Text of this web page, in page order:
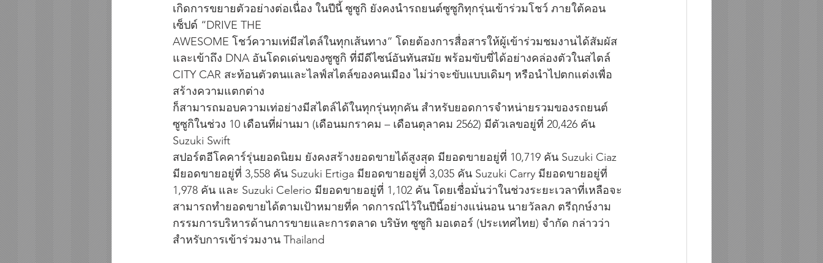
เกิดการขยายตัวอย่างต่อเนื่อง ในปีนี้ ซูซูกิ ยังคงนำรถยนต์ซูซูกิทุกรุ่นเข้าร่วมโชว์ ภายใต้คอน
เซ็ปต์ “DRIVE THE
AWESOME โชว์ความเท่มีสไตล์ในทุกเส้นทาง” โดยต้องการสื่อสารให้ผู้เข้าร่วมชมงานได้สัมผัส
และเข้าถึง DNA อันโดดเด่นของซูซูกิ ที่มีดีไซน์อันทันสมัย พร้อมขับขี่ได้อย่างคล่องตัวในสไตล์
CITY CAR สะท้อนตัวตนและไลฟ์สไตล์ของคนเมือง ไม่ว่าจะขับแบบเดิมๆ หรือนำไปตกแต่งเพื่อ
สร้างความแตกต่าง
ก็สามารถมอบความเท่อย่างมีสไตล์ได้ในทุกรุ่นทุกคัน สำหรับยอดการจำหน่ายรวมของรถยนต์
ซูซูกิในช่วง 10 เดือนที่ผ่านมา (เดือนมกราคม – เดือนตุลาคม 2562) มีตัวเลขอยู่ที่ 20,426 คัน
Suzuki Swift
สปอร์ตอีโคคาร์รุ่นยอดนิยม ยังคงสร้างยอดขายได้สูงสุด มียอดขายอยู่ที่ 10,719 คัน Suzuki Ciaz
มียอดขายอยู่ที่ 3,558 คัน Suzuki Ertiga มียอดขายอยู่ที่ 3,035 คัน Suzuki Carry มียอดขายอยู่ที่
1,978 คัน และ Suzuki Celerio มียอดขายอยู่ที่ 1,102 คัน โดยเชื่อมั่นว่าในช่วงระยะเวลาที่เหลือจะ
สามารถทำยอดขายได้ตามเป้าหมายที่ค าดการณ์ไว้ในปีนี้อย่างแน่นอน นายวัลลภ ตรีฤกษ์งาม
กรรมการบริหารด้านการขายและการตลาด บริษัท ซูซูกิ มอเตอร์ (ประเทศไทย) จำกัด กล่าวว่า
สำหรับการเข้าร่วมงาน Thailand